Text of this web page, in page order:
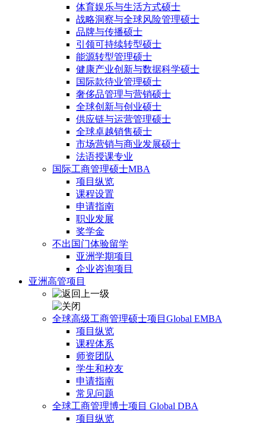
体育娱乐与生活方式硕士
战略洞察与全球风险管理硕士
品牌与传播硕士
引领可持续转型硕士
能源转型管理硕士
健康产业创新与数据科学硕士
国际款待业管理硕士
奢侈品管理与营销硕士
全球创新与创业硕士
供应链与运营管理硕士
全球卓越销售硕士
市场营销与商业发展硕士
法语授课专业
国际工商管理硕士MBA
项目纵览
课程设置
申请指南
职业发展
奖学金
不出国门体验留学
亚洲学期项目
企业咨询项目
亚洲高管项目
全球高级工商管理硕士项目Global EMBA
项目纵览
课程体系
师资团队
学生和校友
申请指南
常见问题
全球工商管理博士项目 Global DBA
项目纵览